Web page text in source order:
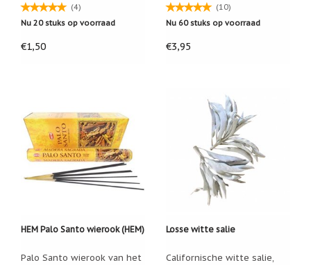
wanneer
woorden
tekortschieten
De
Nieuws
Nieuw:
fotootje
van
uw
cadeauverpakking
spiritualiteit
betalen
(4)
Nu 20 stuks op voorraad
€1,50
(10)
Nu 60 stuks op voorraad
€3,95
HEM Palo Santo wierook (HEM)
Palo Santo wierook van het
Losse witte salie
Californische witte salie,